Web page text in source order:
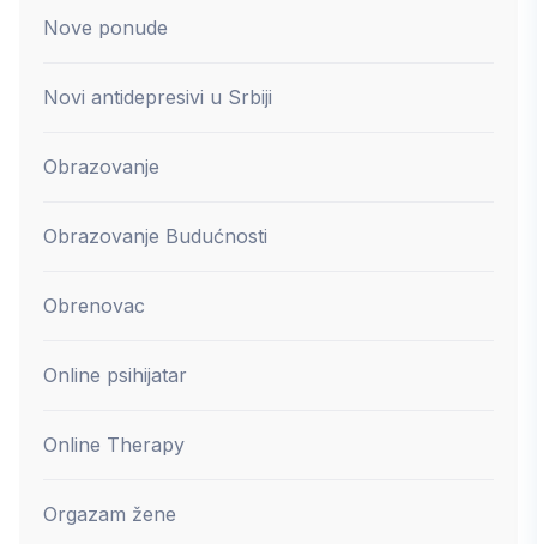
Nove ponude
Novi antidepresivi u Srbiji
Obrazovanje
Obrazovanje Budućnosti
Obrenovac
Online psihijatar
Online Therapy
Orgazam žene